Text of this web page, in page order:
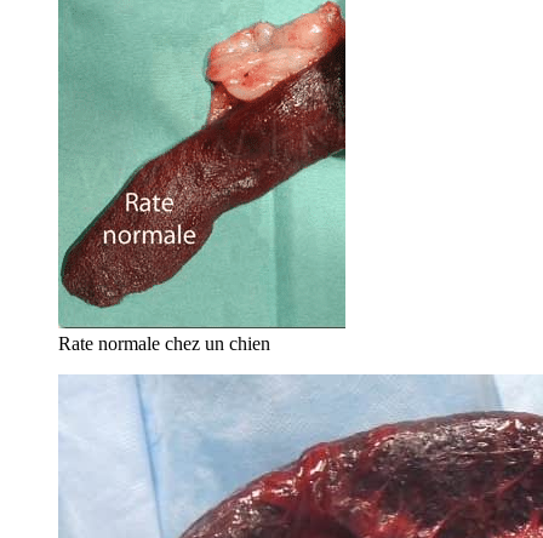
Rate normale chez un chien